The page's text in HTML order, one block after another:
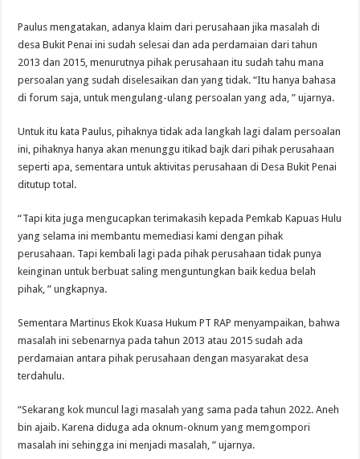
Paulus mengatakan, adanya klaim dari perusahaan jika masalah di
desa Bukit Penai ini sudah selesai dan ada perdamaian dari tahun
2013 dan 2015, menurutnya pihak perusahaan itu sudah tahu mana
persoalan yang sudah diselesaikan dan yang tidak. “Itu hanya bahasa
di forum saja, untuk mengulang-ulang persoalan yang ada, ” ujarnya.
Untuk itu kata Paulus, pihaknya tidak ada langkah lagi dalam persoalan
ini, pihaknya hanya akan menunggu itikad bajk dari pihak perusahaan
seperti apa, sementara untuk aktivitas perusahaan di Desa Bukit Penai
ditutup total.
“Tapi kita juga mengucapkan terimakasih kepada Pemkab Kapuas Hulu
yang selama ini membantu memediasi kami dengan pihak
perusahaan. Tapi kembali lagi pada pihak perusahaan tidak punya
keinginan untuk berbuat saling menguntungkan baik kedua belah
pihak, ” ungkapnya.
Sementara Martinus Ekok Kuasa Hukum PT RAP menyampaikan, bahwa
masalah ini sebenarnya pada tahun 2013 atau 2015 sudah ada
perdamaian antara pihak perusahaan dengan masyarakat desa
terdahulu.
“Sekarang kok muncul lagi masalah yang sama pada tahun 2022. Aneh
bin ajaib. Karena diduga ada oknum-oknum yang memgompori
masalah ini sehingga ini menjadi masalah, ” ujarnya.